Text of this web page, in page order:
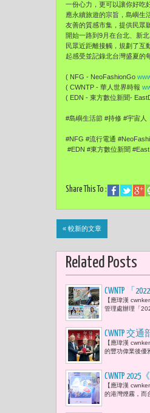
一份心力， 更可以讓你好吃
應永續旅遊的宗旨，島嶼生
友善的質感市集， 提供民眾
開始一路到9月在台北、新
民眾近距離接觸，規劃了互
起感受並記錄北台灣盛夏的
( NFG - NeoFashionGo
( CWNTP - 華人世界時報
( EDN - 東方數位新聞-
#島嶼生活節 #持修 #宇宙人
#NFG #流行電通
#EDN #東方數位新聞
Share This To :
« 較新的文章
Related Posts
CWNTP 「
【應瑋漢
管理處辦理「
CWNTP 交
值的傳遞
【應瑋漢
的豐功偉業後優
CWNTP
年夜的世
【應瑋漢
的港灣煙霧，而